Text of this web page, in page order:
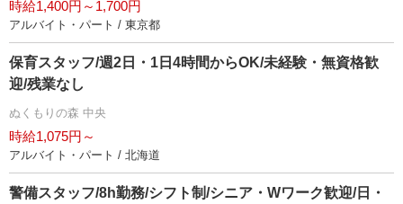
時給1,400円～1,700円
アルバイト・パート / 東京都
保育スタッフ/週2日・1日4時間からOK/未経験・無資格歓
迎/残業なし
ぬくもりの森 中央
時給1,075円～
アルバイト・パート / 北海道
警備スタッフ/8h勤務/シフト制/シニア・Wワーク歓迎/日・